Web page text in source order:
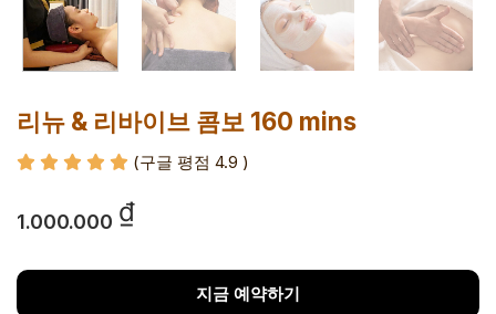
리뉴 & 리바이브 콤보 160 mins
(구글 평점 4.9 )
1.000.000 ₫
지금 예약하기